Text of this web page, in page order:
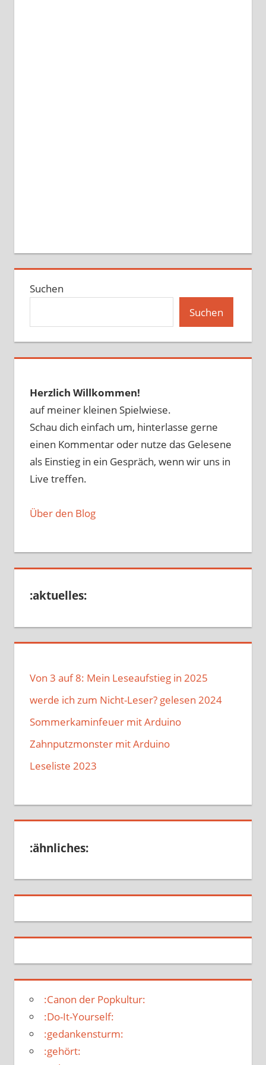
Suchen
Suchen
Herzlich Willkommen!
auf meiner kleinen Spielwiese.
Schau dich einfach um, hinterlasse gerne
einen Kommentar oder nutze das Gelesene
als Einstieg in ein Gespräch, wenn wir uns in
Live treffen.
Über den Blog
:aktuelles:
Von 3 auf 8: Mein Leseaufstieg in 2025
werde ich zum Nicht-Leser? gelesen 2024
Sommerkaminfeuer mit Arduino
Zahnputzmonster mit Arduino
Leseliste 2023
:ähnliches:
:Canon der Popkultur:
:Do-It-Yourself:
:gedankensturm:
:gehört: